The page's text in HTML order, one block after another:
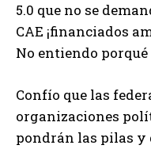
5.0 que no se
CAE ¡financiados
No entiendo porqué
Confío que las
organizaciones
pondrán las pilas y